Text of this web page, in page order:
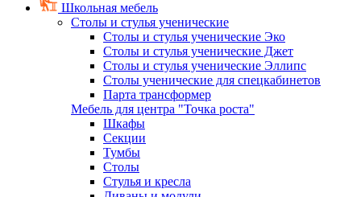
Школьная мебель
Столы и стулья ученические
Столы и стулья ученические Эко
Столы и стулья ученические Джет
Столы и стулья ученические Эллипс
Столы ученические для спецкабинетов
Парта трансформер
Мебель для центра "Точка роста"
Шкафы
Секции
Тумбы
Столы
Стулья и кресла